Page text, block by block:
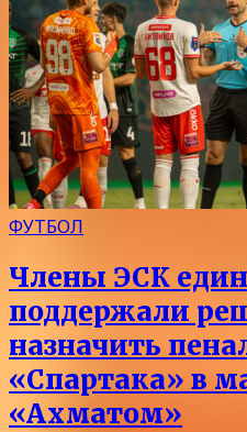
ФУТБОЛ
Члены ЭСК
поддержали
назначить
«Спартака» в
«Ахматом»